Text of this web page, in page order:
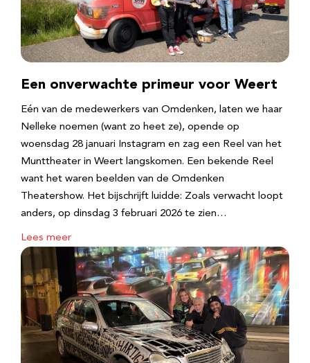
Een onverwachte primeur voor Weert
Eén van de medewerkers van Omdenken, laten we haar
Nelleke noemen (want zo heet ze), opende op
woensdag 28 januari Instagram en zag een Reel van het
Munttheater in Weert langskomen. Een bekende Reel
want het waren beelden van de Omdenken
Theatershow. Het bijschrijft luidde: Zoals verwacht loopt
anders, op dinsdag 3 februari 2026 te zien…
Lees meer